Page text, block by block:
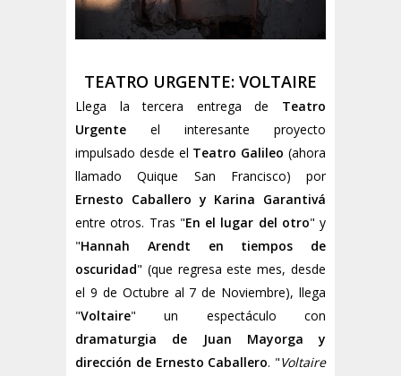
TEATRO URGENTE: VOLTAIRE
Llega la tercera entrega de Teatro
Urgente el interesante proyecto
impulsado desde el Teatro Galileo (ahora
llamado Quique San Francisco) por
Ernesto Caballero y Karina Garantivá
entre otros. Tras "En el lugar del otro" y
"Hannah Arendt en tiempos de
oscuridad" (que regresa este mes, desde
el 9 de Octubre al 7 de Noviembre), llega
"Voltaire" un espectáculo con
dramaturgia de Juan Mayorga y
dirección de Ernesto Caballero. "Voltaire